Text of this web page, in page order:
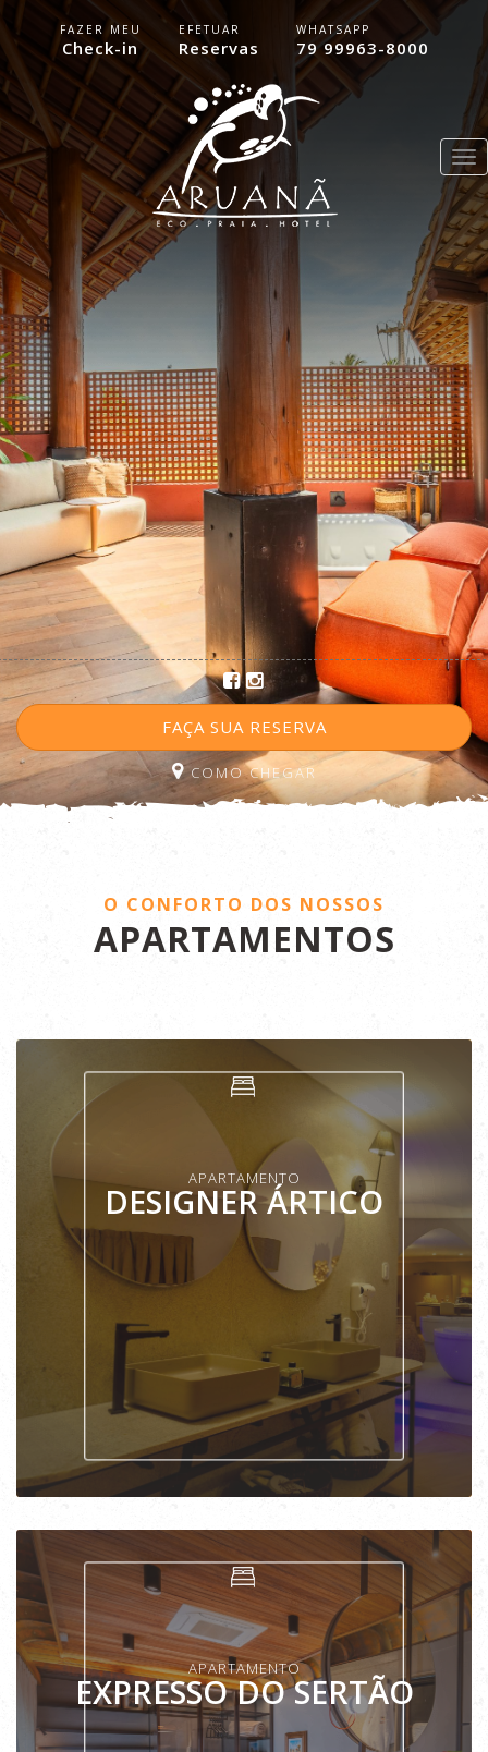
FAZER MEU
Check-in
EFETUAR
Reservas
WHATSAPP
79 99963-8000
FAÇA SUA RESERVA
COMO CHEGAR
O CONFORTO DOS NOSSOS
APARTAMENTOS
APARTAMENTO
DESIGNER ÁRTICO
VER APARTAMENTO
APARTAMENTO
EXPRESSO DO SERTÃO